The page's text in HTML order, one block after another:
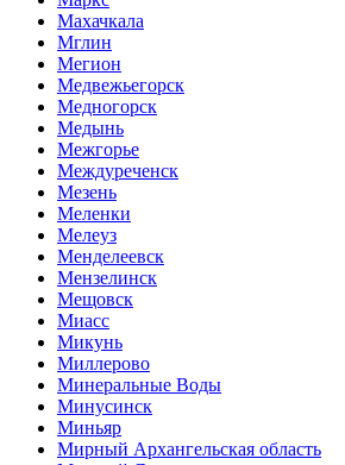
Махачкала
Мглин
Мегион
Медвежьегорск
Медногорск
Медынь
Межгорье
Междуреченск
Мезень
Меленки
Мелеуз
Менделеевск
Мензелинск
Мещовск
Миасс
Микунь
Миллерово
Минеральные Воды
Минусинск
Миньяр
Мирный Архангельская область